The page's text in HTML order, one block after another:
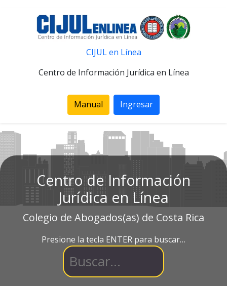
CIJUL en Línea
Centro de Información Jurídica en Línea
Manual Ingresar
Centro de Información
Jurídica en Línea
Colegio de Abogados(as) de Costa Rica
Presione la tecla ENTER para buscar…